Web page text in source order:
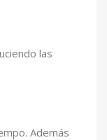
las
Además